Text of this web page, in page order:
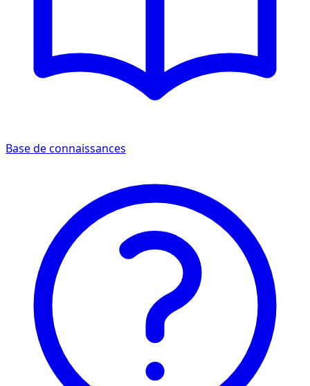
Base de connaissances